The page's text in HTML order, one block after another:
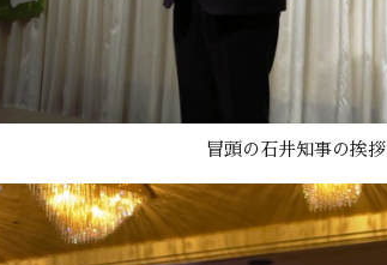
冒頭の石井知事の挨拶